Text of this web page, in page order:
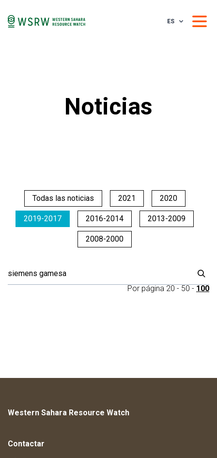
ES
Noticias
Todas las noticias 2021 2020
2019-2017 2016-2014 2013-2009
2008-2000
Por página 20 - 50 - 100
Western Sahara Resource Watch
Contactar